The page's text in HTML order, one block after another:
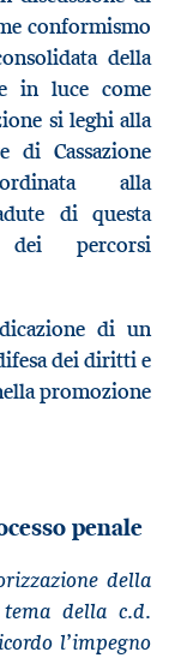
conformismo
della
in luce come
si leghi alla
di Cassazione
alla
di questa
dei percorsi
di un
dei diritti e
promozione
penale
della
della c.d.
l’impegno